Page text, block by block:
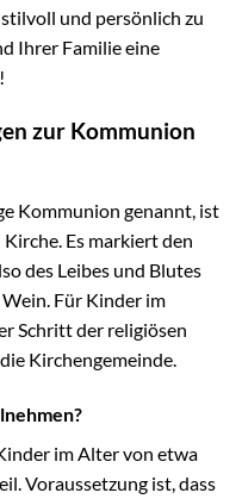
und persönlich zu
Ihrer Familie eine
zur Kommunion
Kommunion genannt, ist
Es markiert den
des Leibes und Blutes
Für Kinder im
Schritt der religiösen
Kirchengemeinde.
im Alter von etwa
Voraussetzung ist, dass